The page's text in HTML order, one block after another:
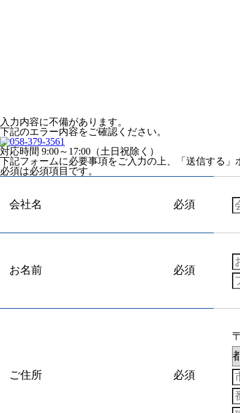
入力内容に不備があります。
下記のエラー内容をご確認ください。
対応時間 9:00～17:00（土日祝除く）
下記フォームに必要事項をご入力の上、「送信する」
必須は必須項目です。
会社名 必須
お名前 必須
ご住所 必須
〒